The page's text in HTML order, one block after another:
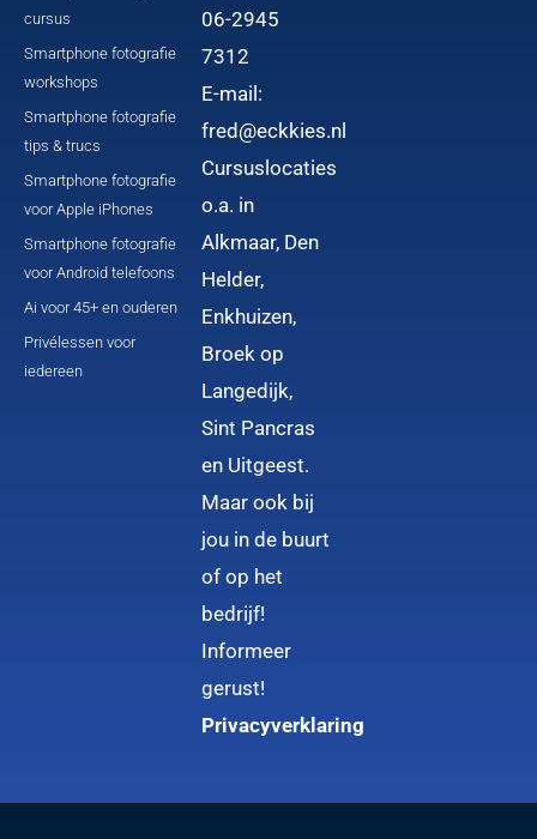
cursus
Smartphone fotografie
workshops
Smartphone fotografie
tips & trucs
Smartphone fotografie
voor Apple iPhones
Smartphone fotografie
voor Android telefoons
Ai voor 45+ en ouderen
Privélessen voor
iedereen
06-2945
7312
E-mail:
fred@eckkies.nl
Cursuslocaties
o.a. in
Alkmaar, Den
Helder,
Enkhuizen,
Broek op
Langedijk,
Sint Pancras
en Uitgeest.
Maar ook bij
jou in de buurt
of op het
bedrijf!
Informeer
gerust!
Privacyverklaring